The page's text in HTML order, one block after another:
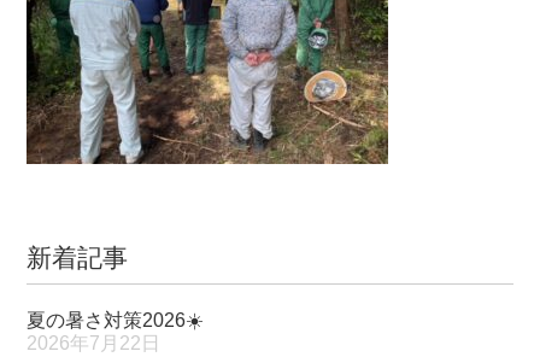
新着記事
夏の暑さ対策2026☀️
2026年7月22日